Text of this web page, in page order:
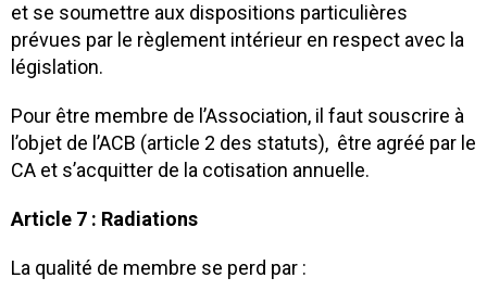
et se soumettre aux dispositions particulières
prévues par le règlement intérieur en respect avec la
législation.
Pour être membre de l’Association, il faut souscrire à
l’objet de l’ACB (article 2 des statuts), être agréé par le
CA et s’acquitter de la cotisation annuelle.
Article 7 : Radiations
La qualité de membre se perd par :